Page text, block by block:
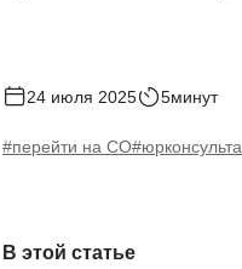
24 июля 2025 5минут
#перейти на СО
В этой статье